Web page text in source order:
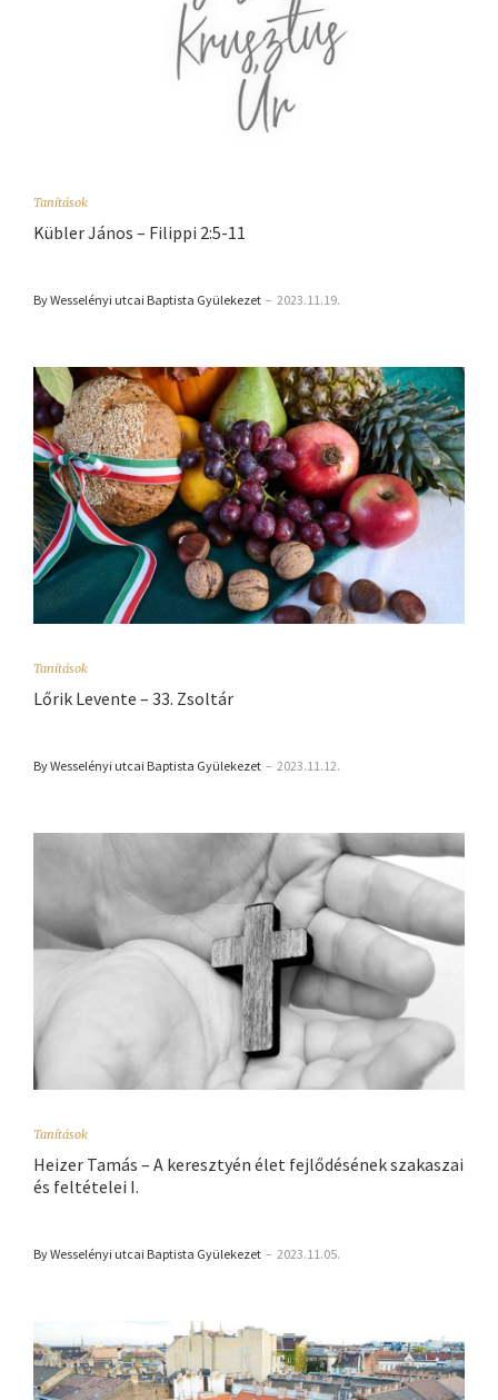
Tanítások
Kübler János – Filippi 2:5-11
By Wesselényi utcai Baptista Gyülekezet – 2023.11.19.
Tanítások
Lőrik Levente – 33. Zsoltár
By Wesselényi utcai Baptista Gyülekezet – 2023.11.12.
Tanítások
Heizer Tamás – A keresztyén élet fejlődésének szakaszai
és feltételei I.
By Wesselényi utcai Baptista Gyülekezet – 2023.11.05.